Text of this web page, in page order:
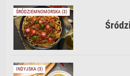
ŚRÓDZIEMNOMORSKA (3)
INDYJSKA (3)